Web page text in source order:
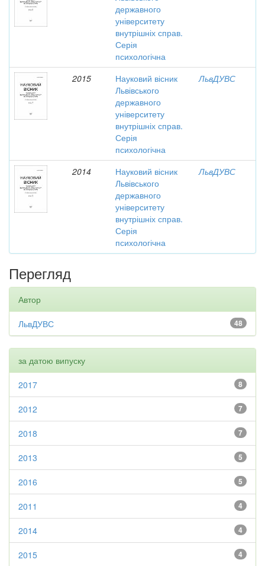
державного
університету
внутрішніх справ.
Серія
психологічна
2015
Науковий вісник
Львівського
державного
університету
внутрішніх справ.
Серія
психологічна
ЛьвДУВС
2014
Науковий вісник
Львівського
державного
університету
внутрішніх справ.
Серія
психологічна
ЛьвДУВС
Перегляд
Автор
48
ЛьвДУВС
за датою випуску
8
2017
7
2012
7
2018
5
2013
5
2016
4
2011
4
2014
4
2015